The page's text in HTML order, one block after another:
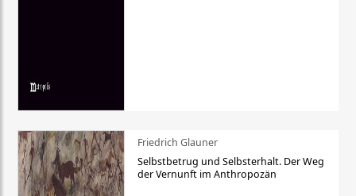
Friedrich Glauner
Selbstbetrug und Selbsterhalt. Der Weg
der Vernunft im Anthropozän